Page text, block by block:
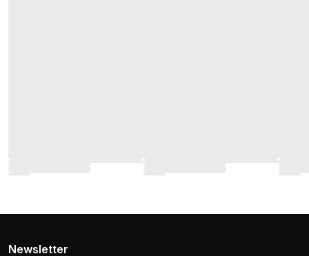
Newsletter